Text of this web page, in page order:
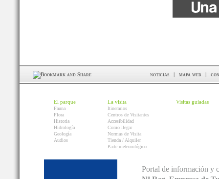
noticias | mapa web |
El parque
Fauna
Flora
Historia
Hidrología
Geología
Audios
La visita
Itinerarios
Centros de Visitantes
Accesibilidad
Como llegar
Normas de Visita
Tienda / Alquiler
Parte meteorológico
Visitas guiadas
Portal de información y